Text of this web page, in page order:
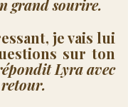
grand sourire.
je vais lui
sur ton
Lyra avec